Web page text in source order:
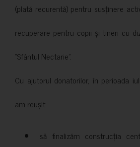
(plată recurentă) pentru susținere
recuperare pentru copii și tineri cu
”Sfântul Nectarie”.
Cu ajutorul donatorilor, în perioada
am reușit:
să finalizăm construcția